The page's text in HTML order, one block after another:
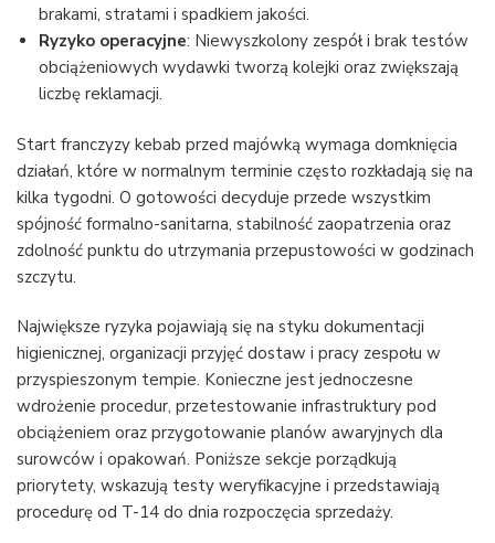
brakami, stratami i spadkiem jakości.
Ryzyko operacyjne: Niewyszkolony zespół i brak testów
obciążeniowych wydawki tworzą kolejki oraz zwiększają
liczbę reklamacji.
Start franczyzy kebab przed majówką wymaga domknięcia
działań, które w normalnym terminie często rozkładają się na
kilka tygodni. O gotowości decyduje przede wszystkim
spójność formalno-sanitarna, stabilność zaopatrzenia oraz
zdolność punktu do utrzymania przepustowości w godzinach
szczytu.
Największe ryzyka pojawiają się na styku dokumentacji
higienicznej, organizacji przyjęć dostaw i pracy zespołu w
przyspieszonym tempie. Konieczne jest jednoczesne
wdrożenie procedur, przetestowanie infrastruktury pod
obciążeniem oraz przygotowanie planów awaryjnych dla
surowców i opakowań. Poniższe sekcje porządkują
priorytety, wskazują testy weryfikacyjne i przedstawiają
procedurę od T-14 do dnia rozpoczęcia sprzedaży.